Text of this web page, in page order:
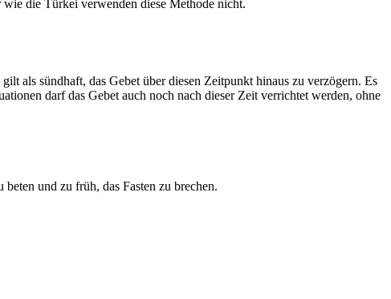
die Türkei verwenden diese Methode nicht.
als sündhaft, das Gebet über diesen Zeitpunkt hinaus zu verzögern. Es
darf das Gebet auch noch nach dieser Zeit verrichtet werden, ohne
und zu früh, das Fasten zu brechen.